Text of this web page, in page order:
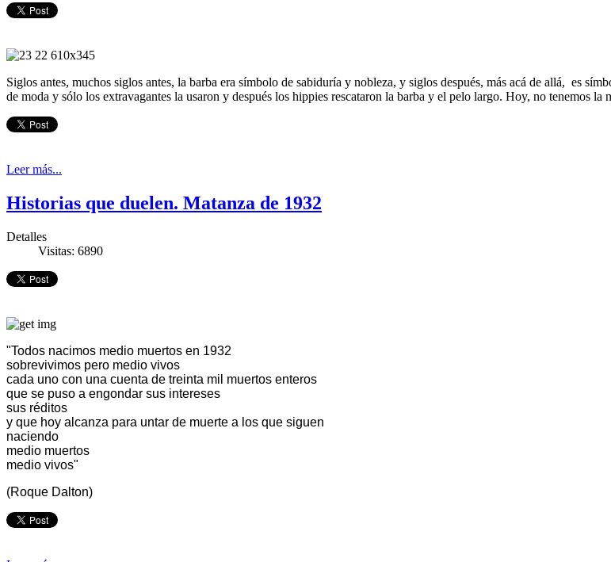
Siglos antes, muchos siglos antes, la barba era símbolo de sabiduría y nobleza, y siglos después, más acá de allá, es
de moda y sólo los extravagantes la usaron y después los hippies rescataron la barba y el pelo largo. Hoy, no tenemos la
Leer más...
Historias que duelen. Matanza de 1932
Detalles
Visitas: 6890
"Todos nacimos medio muertos en 1932
sobrevivimos pero medio vivos
cada uno con una cuenta de treinta mil muertos enteros
que se puso a engondar sus intereses
sus réditos
y que hoy alcanza para untar de muerte a los que siguen
naciendo
medio muertos
medio vivos"
(Roque Dalton)